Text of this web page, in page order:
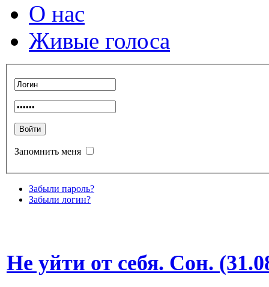
О нас
Живые голоса
Запомнить меня
Забыли пароль?
Забыли логин?
Не уйти от себя. Сон.